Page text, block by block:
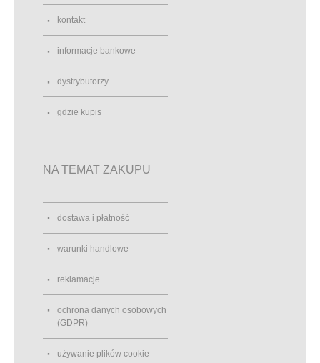
kontakt
informacje bankowe
dystrybutorzy
gdzie kupis
NA TEMAT ZAKUPU
dostawa i płatność
warunki handlowe
reklamacje
ochrona danych osobowych
(GDPR)
używanie plików cookie